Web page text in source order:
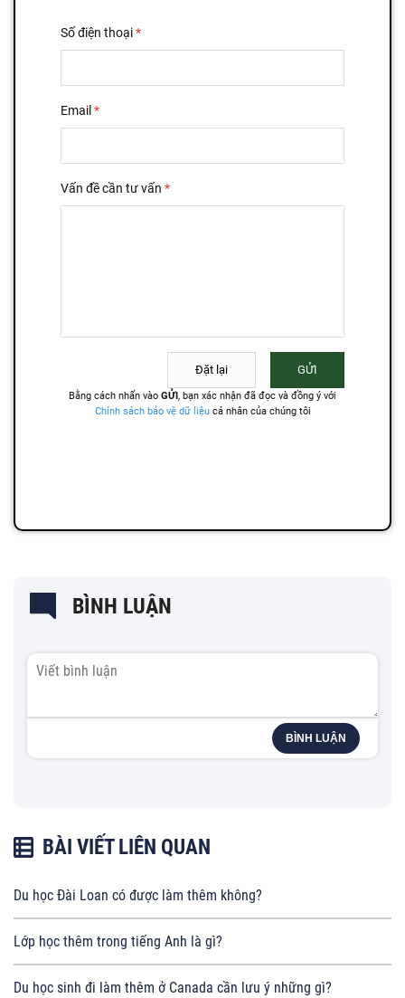
BÌNH LUẬN
BÌNH LUẬN
BÀI VIẾT LIÊN QUAN
Du học Đài Loan có được làm thêm không?
Lớp học thêm trong tiếng Anh là gì?
Du học sinh đi làm thêm ở Canada cần lưu ý những gì?